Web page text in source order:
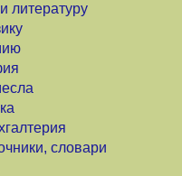
литературу
словари